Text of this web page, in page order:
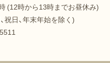
(12時から13時までお昼休み)
祝日、年末年始を除く)